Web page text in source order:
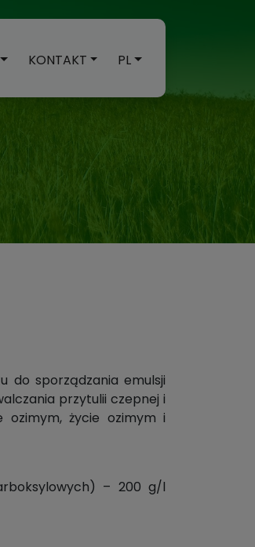
KONTAKT PL
do sporządzania emulsji
przytulii czepnej i
ozimym, życie ozimym i
– 200 g/l